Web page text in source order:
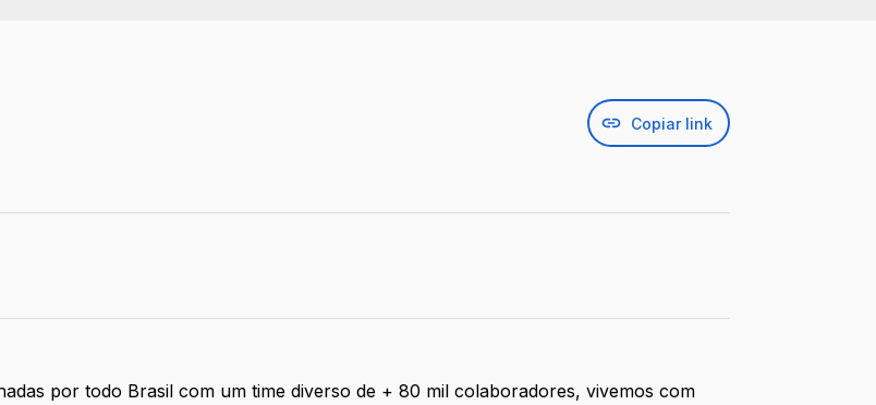
Copiar link
por todo Brasil com um time diverso de + 80 mil colaboradores, vivemos com